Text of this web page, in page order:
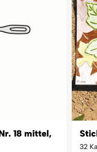
18 mittel,
32